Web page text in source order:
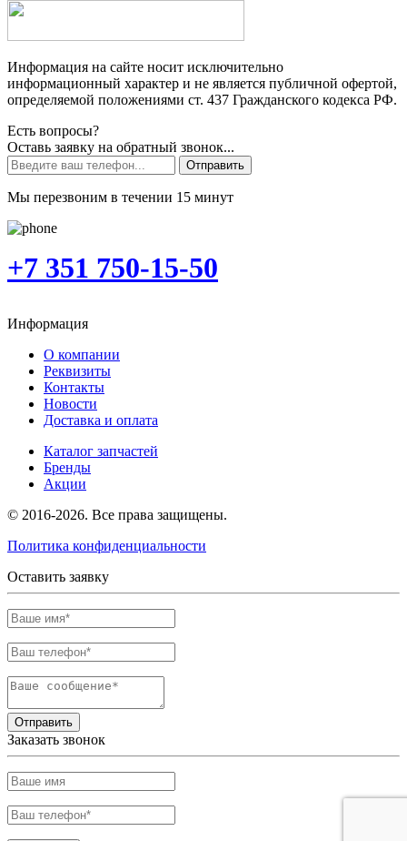
Информация на сайте носит исключительно
информационный характер и не является публичной офертой,
определяемой положениями ст. 437 Гражданского кодекса РФ.
Есть вопросы?
Оставь заявку на обратный звонок...
Отправить
Мы перезвоним в течении 15 минут
+7 351 750-15-50
Информация
О компании
Реквизиты
Контакты
Новости
Доставка и оплата
Каталог запчастей
Бренды
Акции
© 2016-2026. Все права защищены.
Политика конфиденциальности
Оставить заявку
Отправить
Заказать звонок